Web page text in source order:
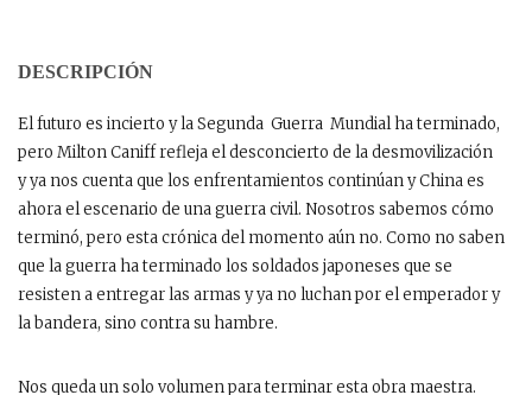
DESCRIPCIÓN
El futuro es incierto y la Segunda Guerra Mundial ha terminado,
pero Milton Caniff refleja el desconcierto de la desmovilización
y ya nos cuenta que los enfrentamientos continúan y China es
ahora el escenario de una guerra civil. Nosotros sabemos cómo
terminó, pero esta crónica del momento aún no. Como no saben
que la guerra ha terminado los soldados japoneses que se
resisten a entregar las armas y ya no luchan por el emperador y
la bandera, sino contra su hambre.
Nos queda un solo volumen para terminar esta obra maestra.